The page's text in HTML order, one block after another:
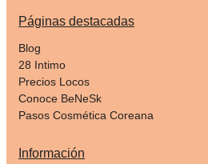
Páginas destacadas
Blog
28 Intimo
Precios Locos
Conoce BeNeSk
Pasos Cosmética Coreana
Información